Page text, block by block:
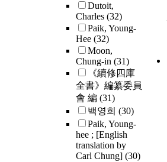
Dutoit,
Charles (32)
Paik, Young-
Hee (32)
Moon,
Chung-in (31)
《續修四庫
全書》編纂委員
會 編 (31)
백영희 (30)
Paik, Young-
hee ; [English
translation by
Carl Chung] (30)